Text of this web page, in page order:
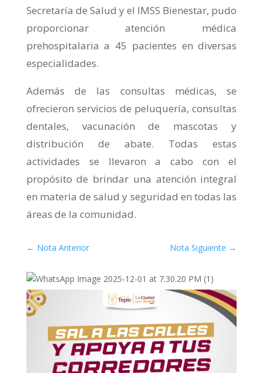
Secretaría de Salud y el IMSS Bienestar, pudo
proporcionar atención médica
prehospitalaria a 45 pacientes en diversas
especialidades.
Además de las consultas médicas, se
ofrecieron servicios de peluquería, consultas
dentales, vacunación de mascotas y
distribución de abate. Todas estas
actividades se llevaron a cabo con el
propósito de brindar una atención integral
en materia de salud y seguridad en todas las
áreas de la comunidad.
← Nota Anterior Nota Siguiente →